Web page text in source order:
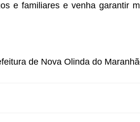
e familiares e venha garantir
de Nova Olinda do